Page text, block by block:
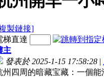
製鏈接]
梯直達
主
發表於 2025-1-15 17:58:28 |
州四周的暗藏宝藏：一個